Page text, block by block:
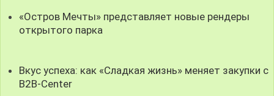
«Остров Мечты» представляет новые рендеры
открытого парка
Вкус успеха: как «Сладкая жизнь» меняет закупки с
B2B-Center